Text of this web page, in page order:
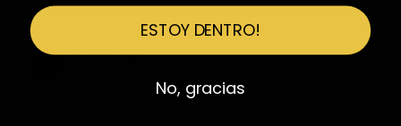
Emiliano Vega
ESTOY DENTRO!
No, gracias